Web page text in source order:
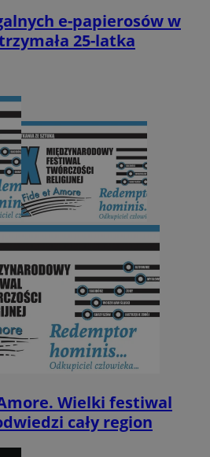
e-papierosów w
25-latka
Wielki festiwal
cały region